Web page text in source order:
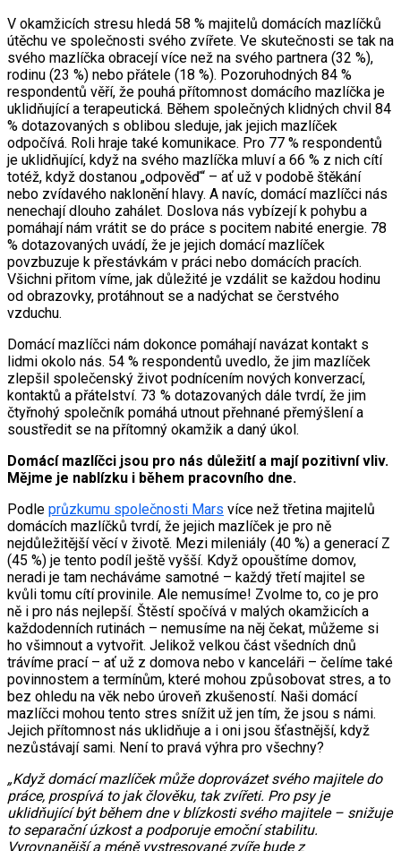
V okamžicích stresu hledá 58 % majitelů domácích mazlíčků
útěchu ve společnosti svého zvířete. Ve skutečnosti se tak na
svého mazlíčka obracejí více než na svého partnera (32 %),
rodinu (23 %) nebo přátele (18 %). Pozoruhodných 84 %
respondentů věří, že pouhá přítomnost domácího mazlíčka je
uklidňující a terapeutická. Během společných klidných chvil 84
% dotazovaných s oblibou sleduje, jak jejich mazlíček
odpočívá. Roli hraje také komunikace. Pro 77 % respondentů
je uklidňující, když na svého mazlíčka mluví a 66 % z nich cítí
totéž, když dostanou „odpověď“ – ať už v podobě štěkání
nebo zvídavého naklonění hlavy. A navíc, domácí mazlíčci nás
nenechají dlouho zahálet. Doslova nás vybízejí k pohybu a
pomáhají nám vrátit se do práce s pocitem nabité energie. 78
% dotazovaných uvádí, že je jejich domácí mazlíček
povzbuzuje k přestávkám v práci nebo domácích pracích.
Všichni přitom víme, jak důležité je vzdálit se každou hodinu
od obrazovky, protáhnout se a nadýchat se čerstvého
vzduchu.
Domácí mazlíčci nám dokonce pomáhají navázat kontakt s
lidmi okolo nás. 54 % respondentů uvedlo, že jim mazlíček
zlepšil společenský život podnícením nových konverzací,
kontaktů a přátelství. 73 % dotazovaných dále tvrdí, že jim
čtyřnohý společník pomáhá utnout přehnané přemýšlení a
soustředit se na přítomný okamžik a daný úkol.
Domácí mazlíčci jsou pro nás důležití a mají pozitivní vliv.
Mějme je nablízku i během pracovního dne.
Podle průzkumu společnosti Mars více než třetina majitelů
domácích mazlíčků tvrdí, že jejich mazlíček je pro ně
nejdůležitější věcí v životě. Mezi mileniály (40 %) a generací Z
(45 %) je tento podíl ještě vyšší. Když opouštíme domov,
neradi je tam necháváme samotné – každý třetí majitel se
kvůli tomu cítí provinile. Ale nemusíme! Zvolme to, co je pro
ně i pro nás nejlepší. Štěstí spočívá v malých okamžicích a
každodenních rutinách – nemusíme na něj čekat, můžeme si
ho všimnout a vytvořit. Jelikož velkou část všedních dnů
trávíme prací – ať už z domova nebo v kanceláři – čelíme také
povinnostem a termínům, které mohou způsobovat stres, a to
bez ohledu na věk nebo úroveň zkušeností. Naši domácí
mazlíčci mohou tento stres snížit už jen tím, že jsou s námi.
Jejich přítomnost nás uklidňuje a i oni jsou šťastnější, když
nezůstávají sami. Není to pravá výhra pro všechny?
„Když domácí mazlíček může doprovázet svého majitele do
práce, prospívá to jak člověku, tak zvířeti. Pro psy je
uklidňující být během dne v blízkosti svého majitele – snižuje
to separační úzkost a podporuje emoční stabilitu.
Vyrovnanější a méně vystresované zvíře bude z